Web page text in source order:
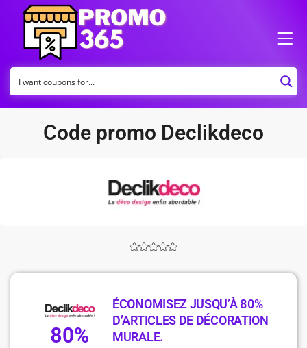
Code promo Declikdeco
80%
ÉCONOMISEZ JUSQU’À 80%
D’ARTICLES DE DÉCORATION
MURALE.